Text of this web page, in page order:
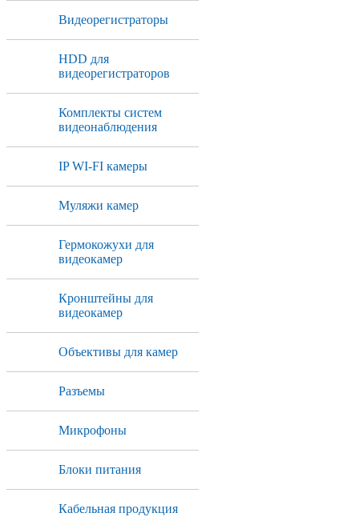
Видеорегистраторы
HDD для
видеорегистраторов
Комплекты систем
видеонаблюдения
IP WI-FI камеры
Муляжи камер
Гермокожухи для
видеокамер
Кронштейны для
видеокамер
Объективы для камер
Разъемы
Микрофоны
Блоки питания
Кабельная продукция